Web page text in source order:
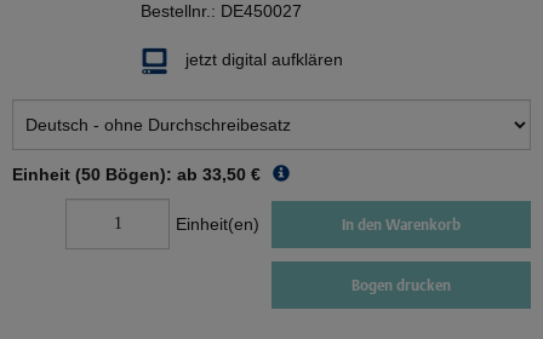
Bestellnr.: DE450027
jetzt digital aufklären
Einheit (50 Bögen): ab 33,50 €
Einheit(en) In den Warenkorb
Bogen drucken